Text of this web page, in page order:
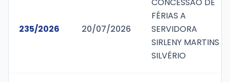
235/2026 20/07/2026
FÉRIAS A
SERVIDORA
SIRLENY MARTINS
SILVÉRIO